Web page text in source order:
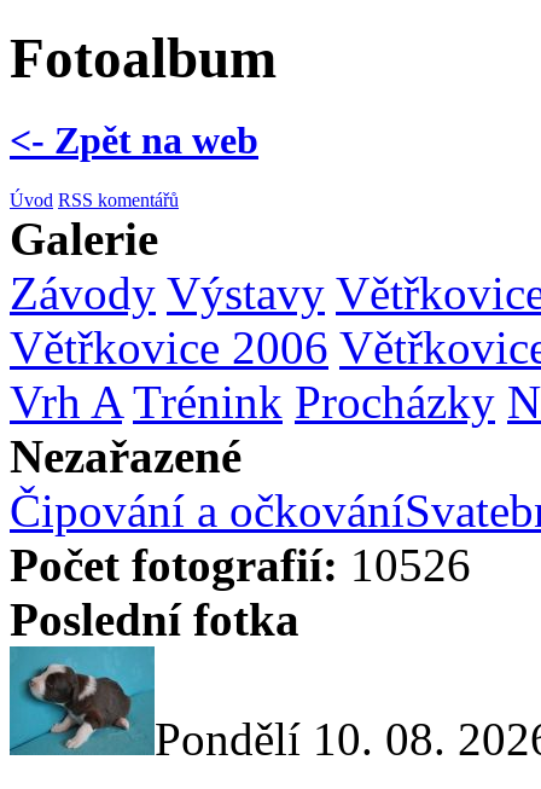
Fotoalbum
<- Zpět na web
Úvod RSS komentářů
Galerie
Závody Výstavy
Větřkovice 2006
Vrh A Trénink Procházky
Nezařazené
Čipování a očkování
Počet fotografií: 10526
Poslední fotka
Pondělí 10. 08.